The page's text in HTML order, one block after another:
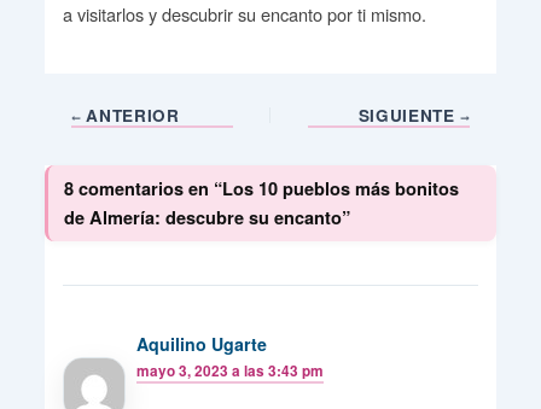
a visitarlos y descubrir su encanto por ti mismo.
ANTERIOR SIGUIENTE
8 comentarios en “Los 10 pueblos más bonitos
de Almería: descubre su encanto”
Aquilino Ugarte
mayo 3, 2023 a las 3:43 pm